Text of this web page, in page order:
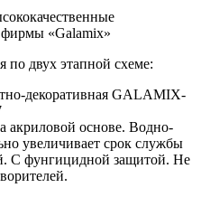
«Galamix»
по двух этапной схеме:
декоративная GALAMIX-
акриловой основе. Водно-
увеличивает срок службы
С фунгицидной защитой. Не